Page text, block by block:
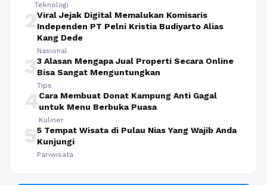
Teknologi
2Viral Jejak Digital Memalukan Komisaris
Independen PT Pelni Kristia Budiyarto Alias
Kang Dede
Nasional
33 Alasan Mengapa Jual Properti Secara Online
Bisa Sangat Menguntungkan
Tips
4Cara Membuat Donat Kampung Anti Gagal
untuk Menu Berbuka Puasa
Kuliner
55 Tempat Wisata di Pulau Nias Yang Wajib Anda
Kunjungi
Pariwisata